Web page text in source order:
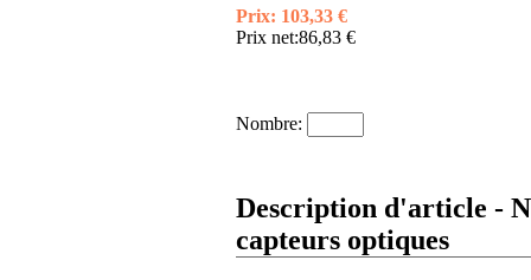
Prix: 103,33 €
Prix net:86,83 €
Nombre:
Description d'article -
capteurs optiques